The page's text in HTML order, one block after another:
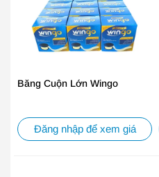
Băng Cuộn Lớn Wingo
Đăng nhập để xem giá